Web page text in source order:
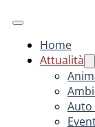
Home
Attualità